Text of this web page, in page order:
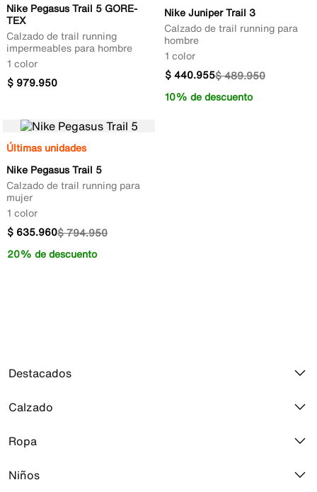
Nike Pegasus Trail 5 GORE-
TEX
Calzado de trail running
impermeables para hombre
1 color
$ 979.950
Nike Juniper Trail 3
Calzado de trail running para
hombre
1 color
$489.950
$440.955
10% de descuento
Últimas unidades
Nike Pegasus Trail 5
Calzado de trail running para
mujer
1 color
$794.950
$ 635.960
20% de descuento
Destacados
Air Max 270
Air Max 90
Calzado
Todo el calzado
Ropa
Toda la ropa
Niños